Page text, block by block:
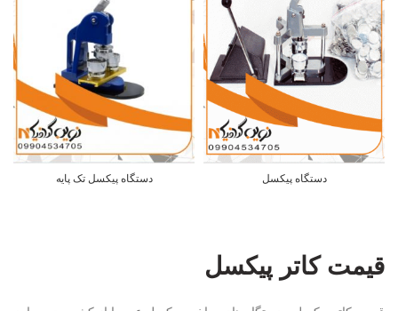
دستگاه پیکسل دستگاه پیکسل تک پایه
قیمت کاتر پیکسل